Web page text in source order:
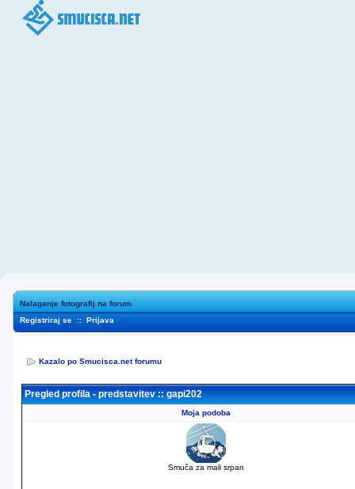
Nalaganje fotografij na forum
Registriraj se :: Prijava
Kazalo po Smucisca.net forumu
Pregled profila - predstavitev :: gapi202
Moja podoba
Smuča za mali srpan